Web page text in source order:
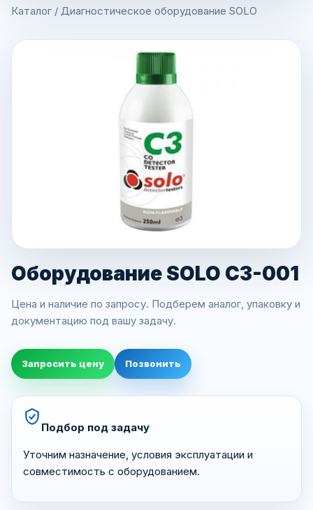
Каталог / Диагностическое оборудование SOLO
Оборудование SOLO C3-001
Цена и наличие по запросу. Подберем аналог, упаковку и
документацию под вашу задачу.
Запросить цену Позвонить
Подбор под задачу
Уточним назначение, условия эксплуатации и
совместимость с оборудованием.